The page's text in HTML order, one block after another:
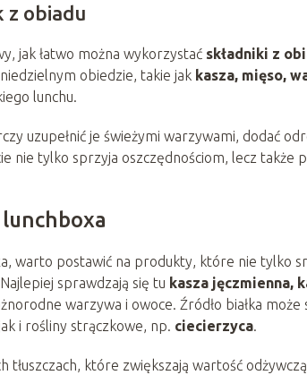
z obiadu
jak łatwo można wykorzystać składniki z
obiedzie, takie jak kasza, mięso,
lunchu.
uzupełnić je świeżymi warzywami, dodać
nie tylko sprzyja oszczędnościom, lecz także
warto postawić na produkty, które nie tylko
sprawdzają się tu kasza jęczmienna,
warzywa i owoce. Źródło białka
i rośliny strączkowe, np. ciecierzyca.
tłuszczach, które zwiększają wartość